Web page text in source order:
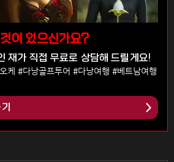
이 있으신가요?
재가 직접 무료로 상담해 드릴게요!
케 #다낭골프투어 #다낭여행 #베트남여행